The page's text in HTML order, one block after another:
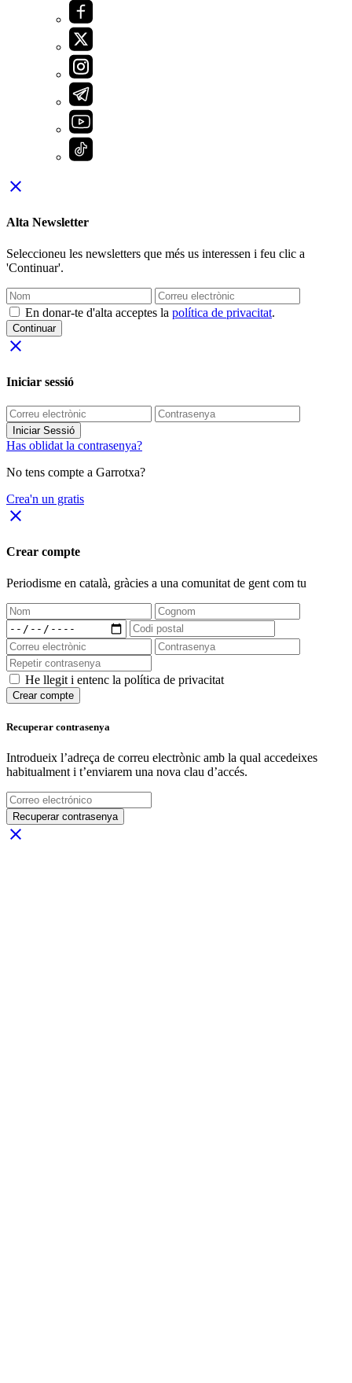
close
Alta Newsletter
Seleccioneu les newsletters que més us interessen i feu clic a
'Continuar'.
En donar-te d'alta acceptes la política de privacitat.
Continuar
close
Iniciar sessió
Iniciar Sessió
Has oblidat la contrasenya?
No tens compte a Garrotxa?
Crea'n un gratis
close
Crear compte
Periodisme en català, gràcies a una comunitat de gent com tu
He llegit i entenc la política de privacitat
Crear compte
Recuperar contrasenya
Introdueix l’adreça de correu electrònic amb la qual accedeixes
habitualment i t’enviarem una nova clau d’accés.
Recuperar contrasenya
close